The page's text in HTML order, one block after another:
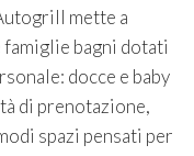
mette a
bagni dotati
docce e baby
di prenotazione,
spazi pensati per